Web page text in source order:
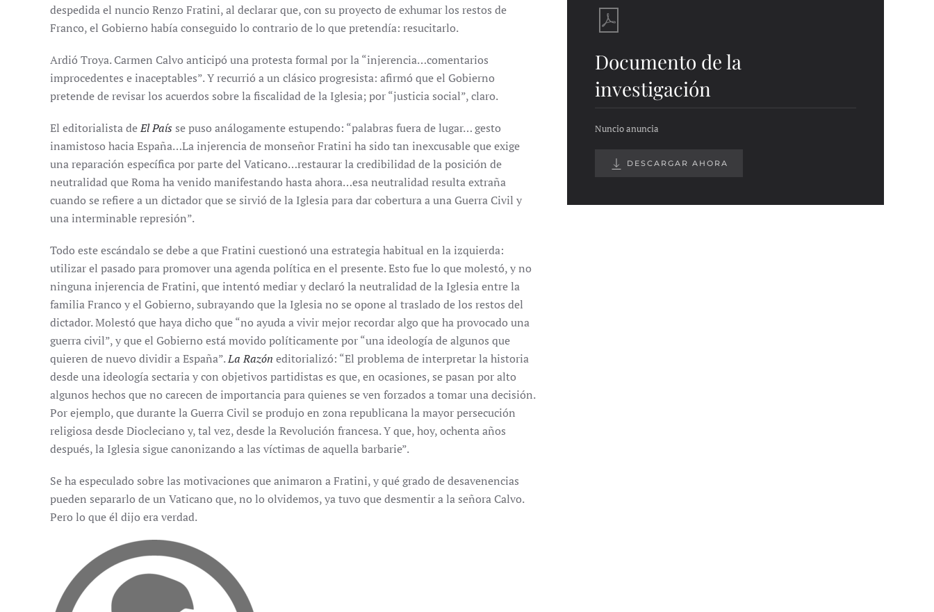
despedida el nuncio Renzo Fratini, al declarar que, con su proyecto de exhumar los restos de
Franco, el Gobierno había conseguido lo contrario de lo que pretendía: resucitarlo.
Ardió Troya. Carmen Calvo anticipó una protesta formal por la “injerencia…comentarios
improcedentes e inaceptables”. Y recurrió a un clásico progresista: afirmó que el Gobierno
pretende de revisar los acuerdos sobre la fiscalidad de la Iglesia; por “justicia social”, claro.
El editorialista deEl País se puso análogamente estupendo: “palabras fuera de lugar… gesto
inamistoso hacia España…La injerencia de monseñor Fratini ha sido tan inexcusable que exige
una reparación específica por parte del Vaticano…restaurar la credibilidad de la posición de
neutralidad que Roma ha venido manifestando hasta ahora…esa neutralidad resulta extraña
cuando se refiere a un dictador que se sirvió de la Iglesia para dar cobertura a una Guerra Civil y
una interminable represión”.
Todo este escándalo se debe a que Fratini cuestionó una estrategia habitual en la izquierda:
utilizar el pasado para promover una agenda política en el presente. Esto fue lo que molestó, y no
ninguna injerencia de Fratini, que intentó mediar y declaró la neutralidad de la Iglesia entre la
familia Franco y el Gobierno, subrayando que la Iglesia no se opone al traslado de los restos del
dictador. Molestó que haya dicho que “no ayuda a vivir mejor recordar algo que ha provocado una
guerra civil”, y que el Gobierno está movido políticamente por “una ideología de algunos que
quieren de nuevo dividir a España”.La Razón editorializó: “El problema de interpretar la historia
desde una ideología sectaria y con objetivos partidistas es que, en ocasiones, se pasan por alto
algunos hechos que no carecen de importancia para quienes se ven forzados a tomar una decisión.
Por ejemplo, que durante la Guerra Civil se produjo en zona republicana la mayor persecución
religiosa desde Diocleciano y, tal vez, desde la Revolución francesa. Y que, hoy, ochenta años
después, la Iglesia sigue canonizando a las víctimas de aquella barbarie”.
Se ha especulado sobre las motivaciones que animaron a Fratini, y qué grado de desavenencias
pueden separarlo de un Vaticano que, no lo olvidemos, ya tuvo que desmentir a la señora Calvo.
Pero lo que él dijo era verdad.
Documento de la
investigación
Nuncio anuncia
DESCARGAR AHORA